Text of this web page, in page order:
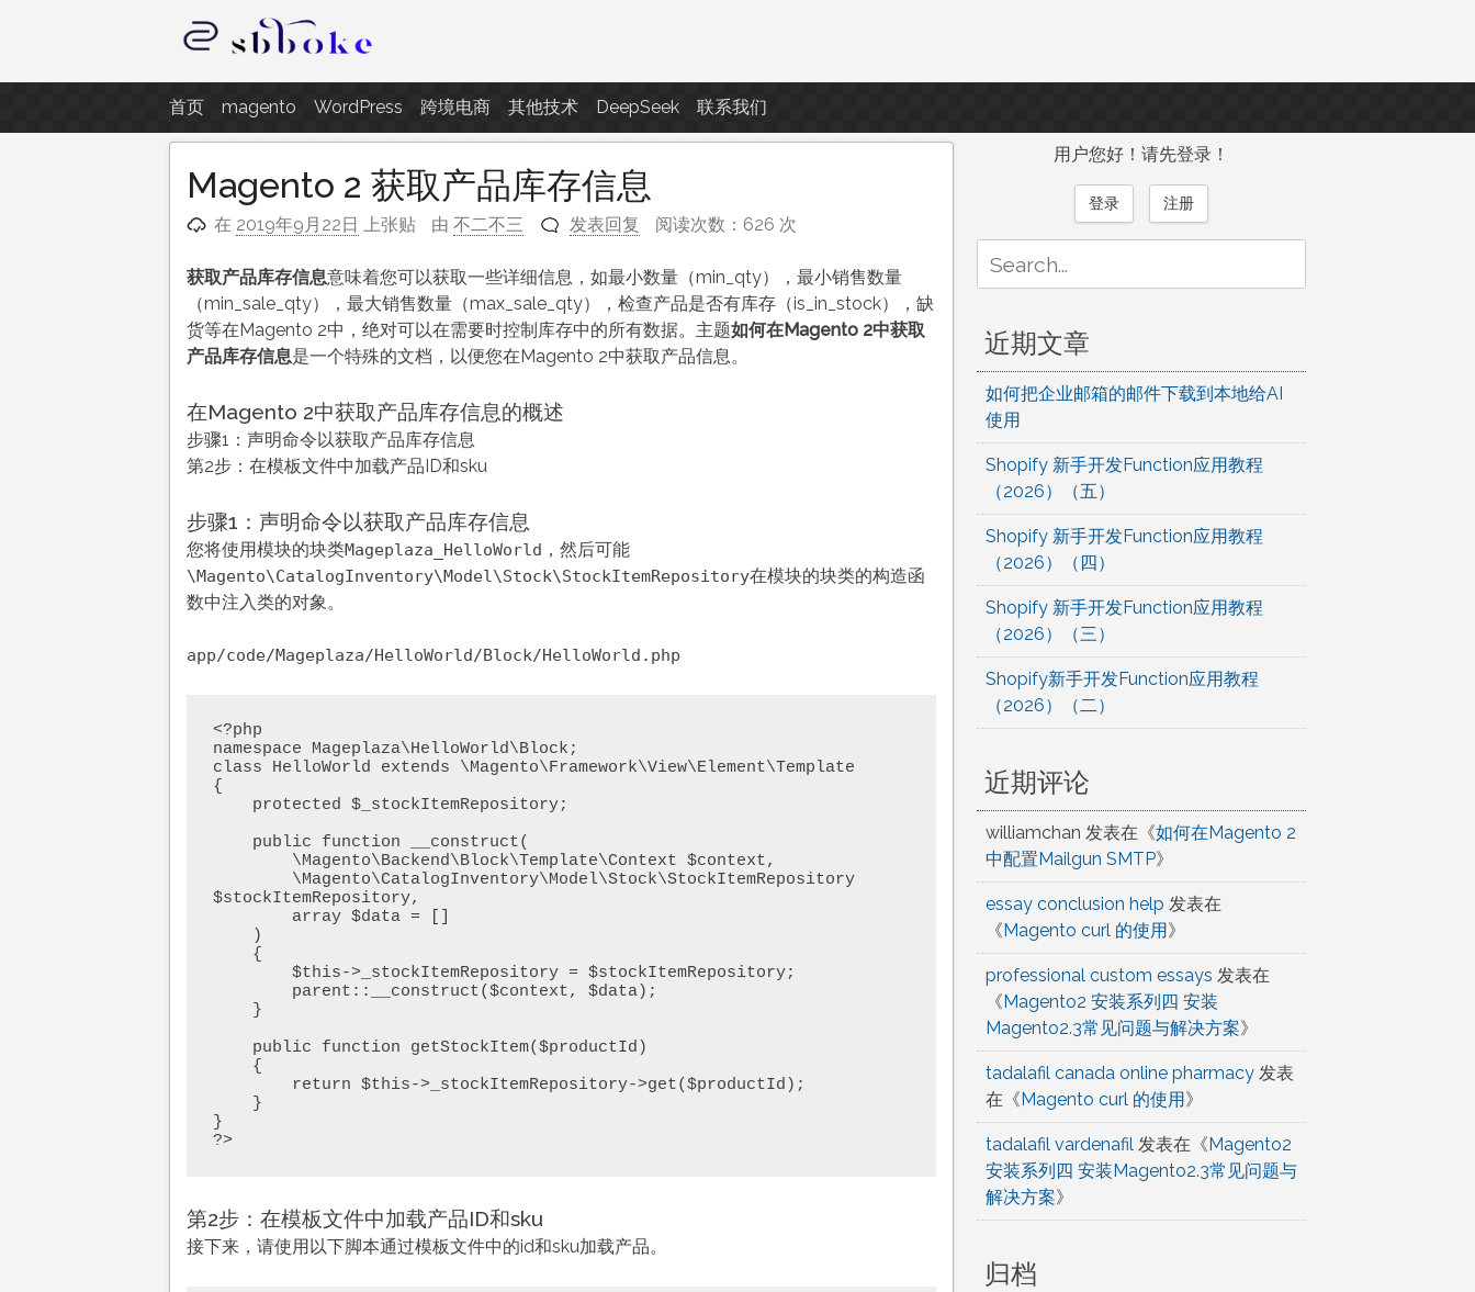
至
内
容
记录跨境电商独立站开发遇到的点点滴滴
首页 magento WordPress 跨境电商 其他技术 DeepSeek 联系我们
Magento 2 获取产品库存信息
在 2019年9月22日 上张贴 由不二不三 发表回复 阅读次数：626 次
获取产品库存信息意味着您可以获取一些详细信息，如最小数量（min_qty），最小销售数量
（min_sale_qty），最大销售数量（max_sale_qty），检查产品是否有库存（is_in_stock），缺
货等在Magento 2中，绝对可以在需要时控制库存中的所有数据。主题如何在Magento 2中获取
产品库存信息是一个特殊的文档，以便您在Magento 2中获取产品信息。
在Magento 2中获取产品库存信息的概述
步骤1：声明命令以获取产品库存信息
第2步：在模板文件中加载产品ID和sku
步骤1：声明命令以获取产品库存信息
您将使用模块的块类Mageplaza_HelloWorld ，然后可能
\Magento\CatalogInventory\Model\Stock\StockItemRepository在模块的块类的构造函
数中注入类的对象。
app/code/Mageplaza/HelloWorld/Block/HelloWorld.php
<?php
namespace Mageplaza\HelloWorld\Block;
class HelloWorld extends \Magento\Framework\View\Element\Template
{
$stockItemRepository,
}
?>
第2步：在模板文件中加载产品ID和sku
接下来，请使用以下脚本通过模板文件中的id和sku加载产品。
用户您好！请先登录！
登录 注册
for:
近期文章
如何把企业邮箱的邮件下载到本地给AI
使用
Shopify 新手开发Function应用教程
（2026）（五）
Shopify 新手开发Function应用教程
（2026）（四）
Shopify 新手开发Function应用教程
（2026）（三）
Shopify新手开发Function应用教程
（2026）（二）
近期评论
williamchan 发表在《如何在Magento 2
中配置Mailgun SMTP》
essay conclusion help 发表在
《Magento curl 的使用》
professional custom essays 发表在
《Magento2 安装系列四 安装
Magento2.3常见问题与解决方案》
tadalafil canada online pharmacy发表
在《Magento curl 的使用》
tadalafil vardenafil发表在《Magento2
安装系列四 安装Magento2.3常见问题与
解决方案》
归档